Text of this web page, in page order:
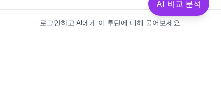
로그인하고 AI에게 이 루틴에 대해 물어보세요.
AI 비교 분석